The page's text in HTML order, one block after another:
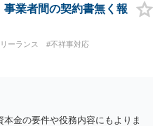
うな見解を踏まえ、あなたのケー
で終えており、仕事は完成してい
ます。 もっとも、相手方はこの
等を理由に、仕事の完成を認め
な場合には、裁判所に民事調停
度、業務委託契約書や納品した
地域の弁護士に直接相談してみ
業者間の契約書無く報
ーランス
#不祥事対応
金の要件や役務内容にもよりま